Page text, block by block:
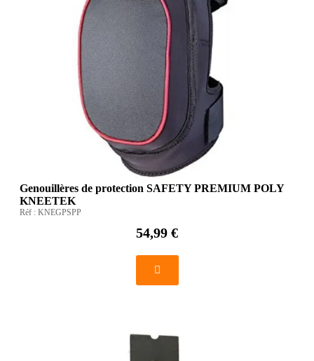
Genouillères de protection SAFETY PREMIUM POLY
KNEETEK
Réf : KNEGPSPP
54,99 €